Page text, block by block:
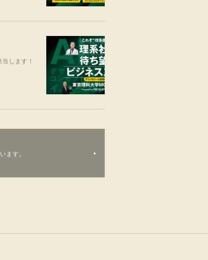
します！
ます。